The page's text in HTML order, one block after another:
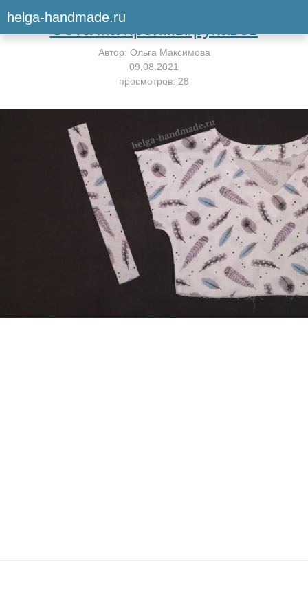
helga-handmade.ruВернуться к мастер-классу
Обтачка проймы/рукавов
Автор: Ольга Максимова
09.08.2021
просмотров: 28